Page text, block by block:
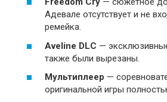
Адевале отсутствует и не
ремейка.
Aveline DLC —
также были вырезаны.
Мультиплеер —
оригинальной игры